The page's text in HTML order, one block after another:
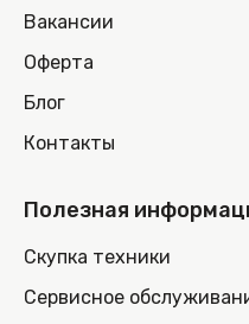
Вакансии
Оферта
Блог
Контакты
Полезная
Скупка техники
Сервисное